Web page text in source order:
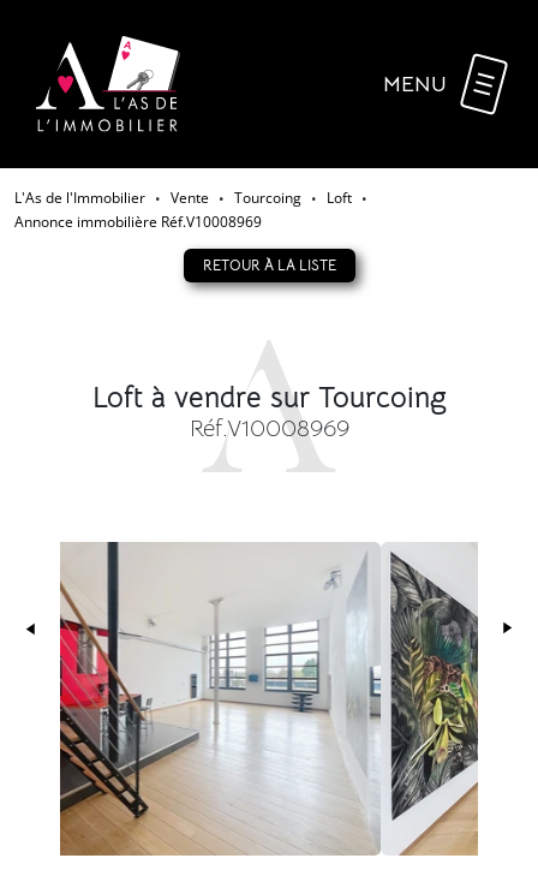
MENU
L'As de l'Immobilier • Vente • Tourcoing • Loft •
Annonce immobilière Réf.V10008969
RETOUR À LA LISTE
Loft à vendre sur Tourcoing
Réf.V10008969
Précédent